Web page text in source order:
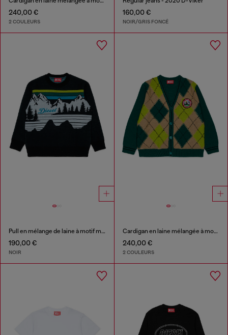
240,00 €
2 COULEURS
160,00 €
NOIR/GRIS FONCÉ
Pull en mélange de laine à motif montagne
190,00 €
NOIR
Cardigan en laine mélangée à motif argyle
240,00 €
2 COULEURS